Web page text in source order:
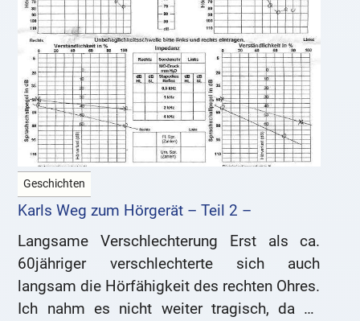
Geschichten
Karls Weg zum Hörgerät – Teil 2 –
Langsame Verschlechterung Erst als ca.
60jähriger verschlechterte sich auch
langsam die Hörfähigkeit des rechten Ohres.
Ich nahm es nicht weiter tragisch, da es